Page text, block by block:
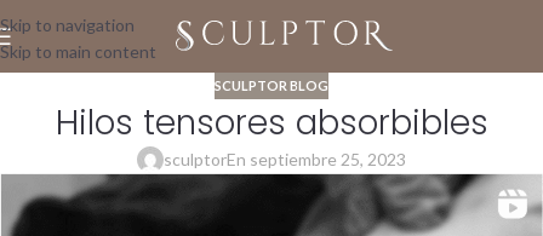
Skip to navigation
Skip to main content
SCULPTOR BLOG
Hilos tensores absorbibles
sculptorEn septiembre 25, 2023